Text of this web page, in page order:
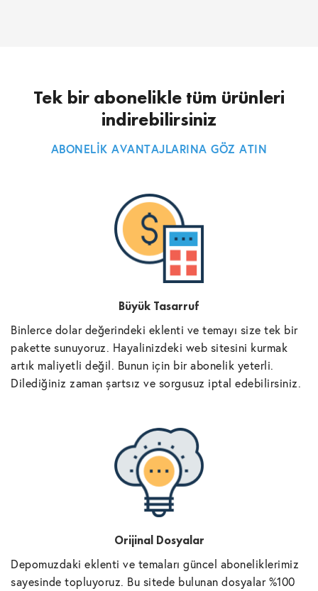
Tek bir abonelikle tüm ürünleri
indirebilirsiniz
ABONELİK AVANTAJLARINA GÖZ ATIN
Büyük Tasarruf
Binlerce dolar değerindeki eklenti ve temayı size tek bir
pakette sunuyoruz. Hayalinizdeki web sitesini kurmak
artık maliyetli değil. Bunun için bir abonelik yeterli.
Dilediğiniz zaman şartsız ve sorgusuz iptal edebilirsiniz.
Orijinal Dosyalar
Depomuzdaki eklenti ve temaları güncel aboneliklerimiz
sayesinde topluyoruz. Bu sitede bulunan dosyalar %100